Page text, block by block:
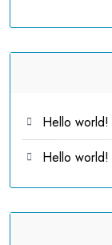
Hello world!
Hello world!